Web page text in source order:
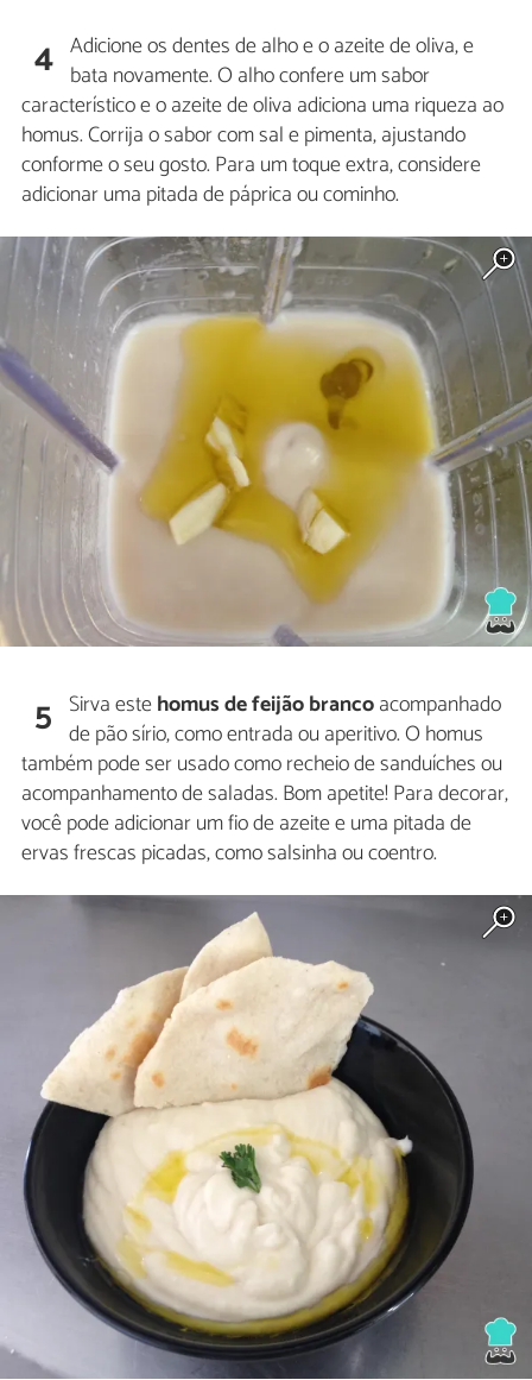
4 Adicione os dentes de alho e o azeite de oliva, e
bata novamente. O alho confere um sabor
característico e o azeite de oliva adiciona uma riqueza ao
homus. Corrija o sabor com sal e pimenta, ajustando
conforme o seu gosto. Para um toque extra, considere
adicionar uma pitada de páprica ou cominho.
5 Sirva estehomus de feijão brancoacompanhado
de pão sírio, como entrada ou aperitivo. O homus
também pode ser usado como recheio de sanduíches ou
acompanhamento de saladas. Bom apetite! Para decorar,
você pode adicionar um fio de azeite e uma pitada de
ervas frescas picadas, como salsinha ou coentro.